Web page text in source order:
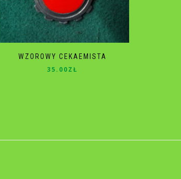
WZOROWY CEKAEMISTA
35.00ZŁ